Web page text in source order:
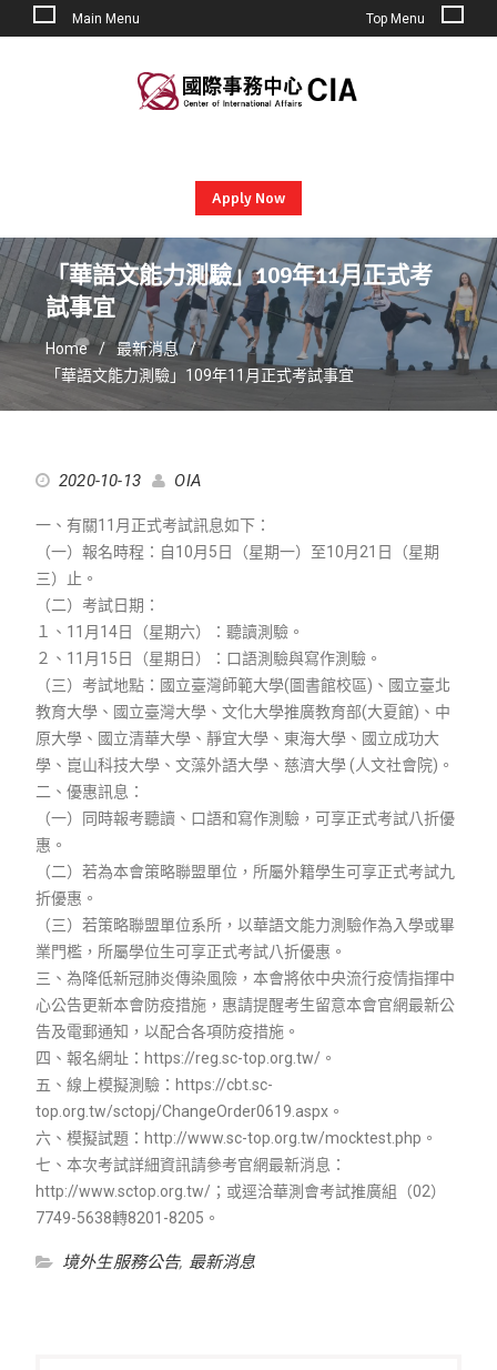
Main Menu Top Menu
Apply Now
「華語文能力測驗」109年11月正式考
試事宜
Home
最新消息
「華語文能力測驗」109年11月正式考試事宜
2020-10-13 OIA
一、有關11月正式考試訊息如下：
（一）報名時程：自10月5日（星期一）至10月21日（星期
三）止。
（二）考試日期：
１、11月14日（星期六）：聽讀測驗。
２、11月15日（星期日）：口語測驗與寫作測驗。
（三）考試地點：國立臺灣師範大學(圖書館校區)、國立臺北
教育大學、國立臺灣大學、文化大學推廣教育部(大夏館)、中
原大學、國立清華大學、靜宜大學、東海大學、國立成功大
學、崑山科技大學、文藻外語大學、慈濟大學 (人文社會院)。
二、優惠訊息：
（一）同時報考聽讀、口語和寫作測驗，可享正式考試八折優
惠。
（二）若為本會策略聯盟單位，所屬外籍學生可享正式考試九
折優惠。
（三）若策略聯盟單位系所，以華語文能力測驗作為入學或畢
業門檻，所屬學位生可享正式考試八折優惠。
三、為降低新冠肺炎傳染風險，本會將依中央流行疫情指揮中
心公告更新本會防疫措施，惠請提醒考生留意本會官網最新公
告及電郵通知，以配合各項防疫措施。
四、報名網址：https://reg.sc-top.org.tw/。
五、線上模擬測驗：https://cbt.sc-
top.org.tw/sctopj/ChangeOrder0619.aspx。
六、模擬試題：http://www.sc-top.org.tw/mocktest.php。
七、本次考試詳細資訊請參考官網最新消息：
http://www.sctop.org.tw/；或逕洽華測會考試推廣組（02）
7749-5638轉8201-8205。
境外生服務公告, 最新消息